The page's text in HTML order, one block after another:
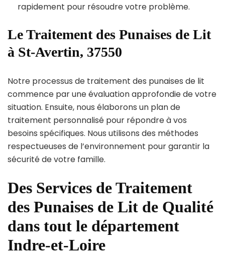
rapidement pour résoudre votre problème.
Le Traitement des Punaises de Lit
à St-Avertin, 37550
Notre processus de traitement des punaises de lit
commence par une évaluation approfondie de votre
situation. Ensuite, nous élaborons un plan de
traitement personnalisé pour répondre à vos
besoins spécifiques. Nous utilisons des méthodes
respectueuses de l’environnement pour garantir la
sécurité de votre famille.
Des Services de Traitement
des Punaises de Lit de Qualité
dans tout le département
Indre-et-Loire